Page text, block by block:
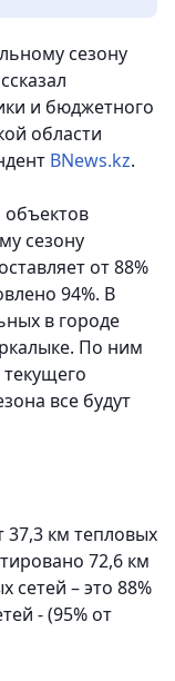
сезону
и бюджетного
области
BNews.kz.
объектов
сезону
от 88%
94%. В
в городе
По ним
все будут
км тепловых
72,6 км
сетей – это 88%
- (95% от